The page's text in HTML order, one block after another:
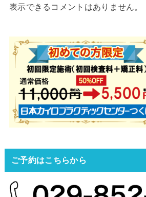
表示できるコメントはありません。
ご予約はこちらから